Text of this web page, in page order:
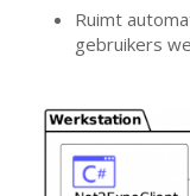
Ruimt
gebruikers